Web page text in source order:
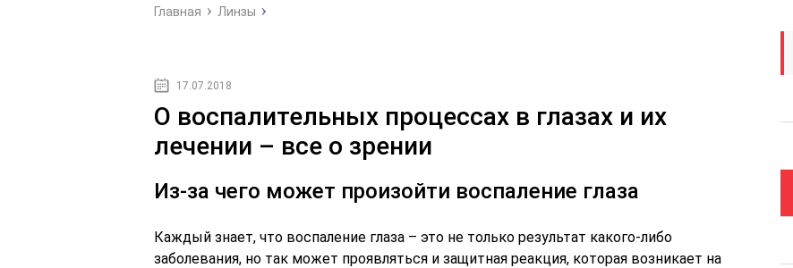
Главная Линзы
17.07.2018
О воспалительных процессах в глазах и их
лечении – все о зрении
Из-за чего может произойти воспаление глаза
Каждый знает, что воспаление глаза – это не только результат какого-либо
заболевания, но так может проявляться и защитная реакция, которая возникает на